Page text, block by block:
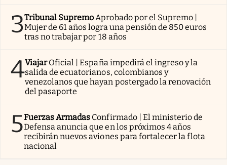
3Tribunal Supremo Aprobado por el Supremo |
Mujer de 61 años logra una pensión de 850 euros
tras no trabajar por 18 años
4Viajar Oficial | España impedirá el ingreso y la
salida de ecuatorianos, colombianos y
venezolanos que hayan postergado la renovación
del pasaporte
5Fuerzas Armadas Confirmado | El ministerio de
Defensa anuncia que en los próximos 4 años
recibirán nuevos aviones para fortalecer la flota
nacional